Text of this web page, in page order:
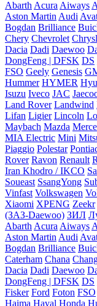
Abarth Acura Aiways
Aston Martin Audi
Bogdan Brilliance
Chery Chevrolet
Dacia Dadi Daewoo
DongFeng | DFSK DS
FSO Geely Genesis
Hummer HYMER
Isuzu Iveco JAC
Land Rover Landwind
Lifan Ligier Lincoln
Maybach Mazda
MIA Electric Mini
Piaggio Polestar
Rover Ravon Renault
Iran Khodro / IKCO
Soueast SsangYong
Vinfast Volkswagen
Xiaomi XPENG Zeekr
(ЗАЗ-Daewoo) ЗИЛ
Abarth Acura Aiways
Aston Martin Audi
Bogdan Brilliance
Caterham Chana
Dacia Dadi Daewoo
DongFeng | DFSK DS
Fisker Ford Foton FSO
Haima Haval Honda